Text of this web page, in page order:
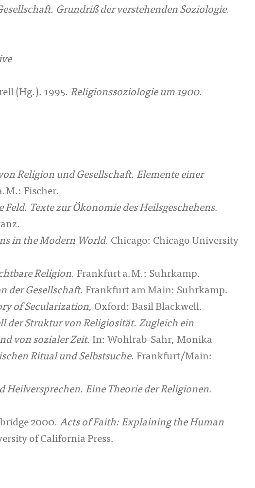
Grundriß der verstehenden Soziologie.
(Hg.). 1995. Religionssoziologie um 1900.
Religion und Gesellschaft. Elemente einer
Fischer.
Feld. Texte zur Ökonomie des Heilsgeschehens.
in the Modern World. Chicago: Chicago University
Religion. Frankfurt a.M.: Suhrkamp.
der Gesellschaft. Frankfurt am Main: Suhrkamp.
of Secularization, Oxford: Basil Blackwell.
der Struktur von Religiosität. Zugleich ein
von sozialer Zeit. In: Wohlrab-Sahr, Monika
Ritual und Selbstsuche. Frankfurt/Main:
Heilversprechen. Eine Theorie der Religionen.
2000. Acts of Faith: Explaining the Human
of California Press.